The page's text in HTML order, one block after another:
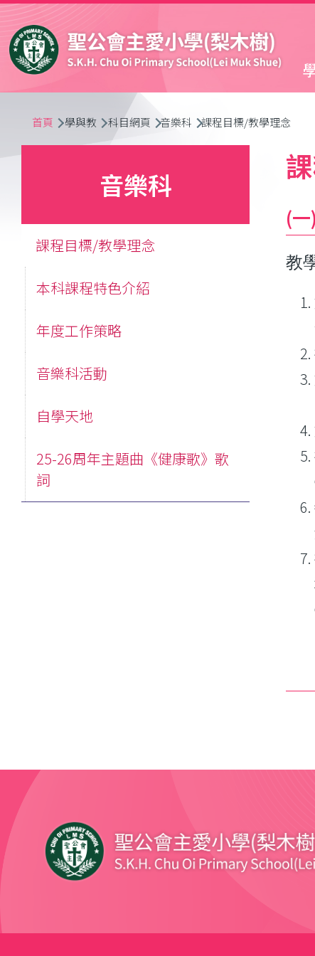
移至主內容
導
航
結
首頁 學與教 科目網頁 音樂科 課程目標/教學理念
(
教
音樂科
課程目標/教學理念
本科課程特色介紹
年度工作策略
音樂科活動
自學天地
25-26周年主題曲《健康歌》歌
詞